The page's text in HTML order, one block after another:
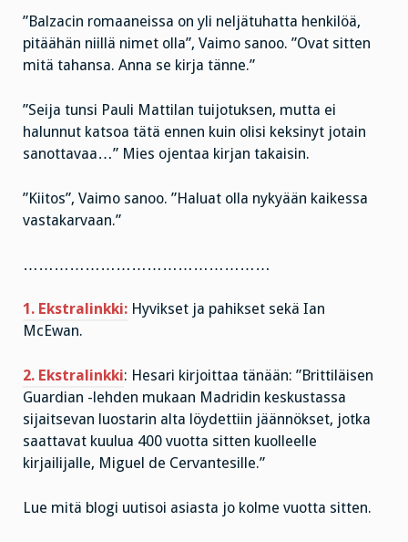
”Balzacin romaaneissa on yli neljätuhatta henkilöä,
pitäähän niillä nimet olla”, Vaimo sanoo. ”Ovat sitten
mitä tahansa. Anna se kirja tänne.”
”Seija tunsi Pauli Mattilan tuijotuksen, mutta ei
halunnut katsoa tätä ennen kuin olisi keksinyt jotain
sanottavaa…” Mies ojentaa kirjan takaisin.
”Kiitos”, Vaimo sanoo. ”Haluat olla nykyään kaikessa
vastakarvaan.”
…………………………………………
1. Ekstralinkki: Hyvikset ja pahikset sekä Ian
McEwan.
2. Ekstralinkki: Hesari kirjoittaa tänään: ”Brittiläisen
Guardian -lehden mukaan Madridin keskustassa
sijaitsevan luostarin alta löydettiin jäännökset, jotka
saattavat kuulua 400 vuotta sitten kuolleelle
kirjailijalle, Miguel de Cervantesille.”
Lue mitä blogi uutisoi asiasta jo kolme vuotta sitten.